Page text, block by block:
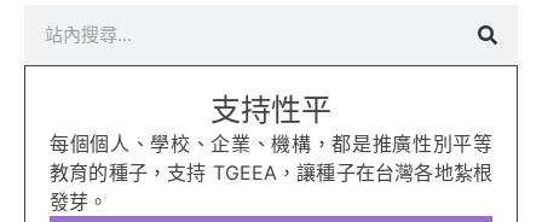
支持性平
每個個人、學校、企業、機構，都是推廣性別平等
教育的種子，支持 TGEEA，讓種子在台灣各地紮根
發芽。